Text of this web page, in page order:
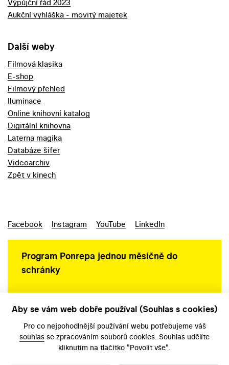
Výpůjční řád 2023
Aukční vyhláška - movitý majetek
Další weby
Filmová klasika
E-shop
Filmový přehled
Iluminace
Online knihovní katalog
Digitální knihovna
Laterna magika
Databáze šifer
Videoarchiv
Zpět v kinech
Facebook Instagram YouTube LinkedIn
Program Ponrepa jednou měsíčně do
schránky
Aby se vám web dobře používal (Souhlas s cookies)
Pro co nejpohodlnější používání webu potřebujeme váš
souhlas se zpracováním souborů cookies. Souhlas udělíte
kliknutím na tlačítko "Povolit vše".